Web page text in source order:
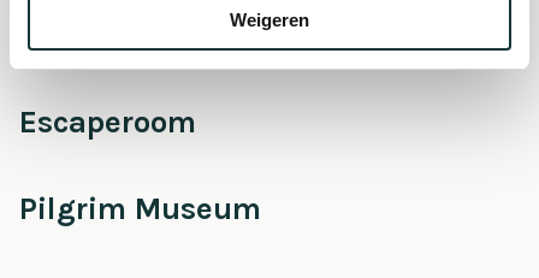
Weigeren
Escaperoom
Pilgrim Museum